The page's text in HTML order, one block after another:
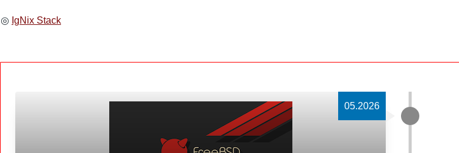
◎ IgNix Stack
05.2026